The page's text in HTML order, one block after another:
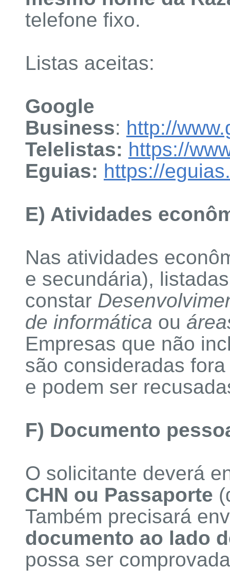
telefone fixo.
Listas aceitas:
Google
Business: http://
Telelistas: https://
Eguias: https://
E) Atividades
Nas atividades
e secundária),
constar
de informática ou
Empresas que não
são consideradas
e podem ser
F) Documento
O solicitante deverá
CHN ou Passaporte
Também precisará
documento ao lado
possa ser